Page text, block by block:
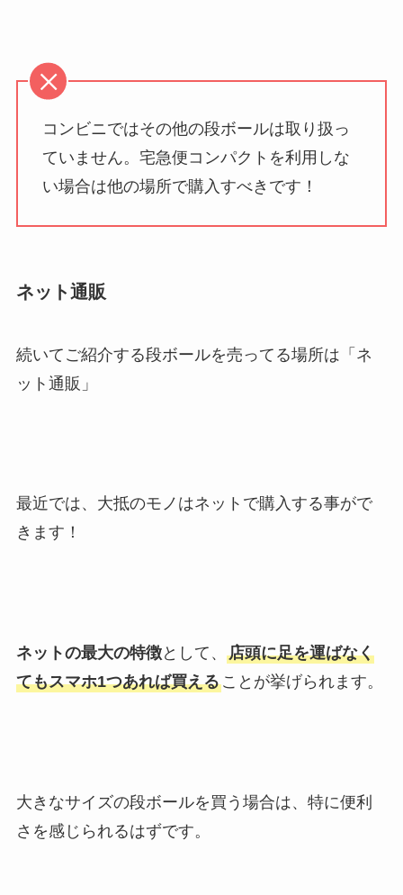
コンビニではその他の段ボールは取り扱っ
ていません。宅急便コンパクトを利用しな
い場合は他の場所で購入すべきです！
ネット通販
続いてご紹介する段ボールを売ってる場所は「ネ
ット通販」
最近では、大抵のモノはネットで購入する事がで
きます！
ネットの最大の特徴として、 店頭に足を運ばなく
てもスマホ1つあれば買えることが挙げられます。
大きなサイズの段ボールを買う場合は、特に便利
さを感じられるはずです。